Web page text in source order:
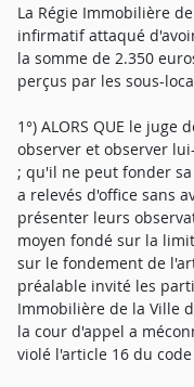
La Régie Immobilière
infirmatif attaqué
la somme de 2.350
perçus par les sous-
1°) ALORS QUE le
observer et observer
; qu'il ne peut fonder
a relevés d'office sans
présenter leurs
moyen fondé sur la
sur le fondement de
préalable invité les
Immobilière de la Ville
la cour d'appel a
violé l'article 16 du